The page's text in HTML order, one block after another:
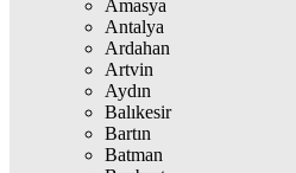
Amasya
Antalya
Ardahan
Artvin
Aydın
Balıkesir
Bartın
Batman